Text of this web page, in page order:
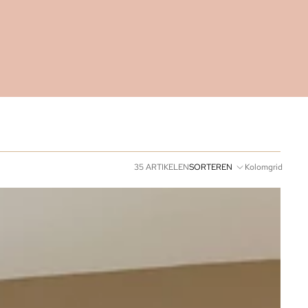
35 ARTIKELENSORTEREN Kolomgrid